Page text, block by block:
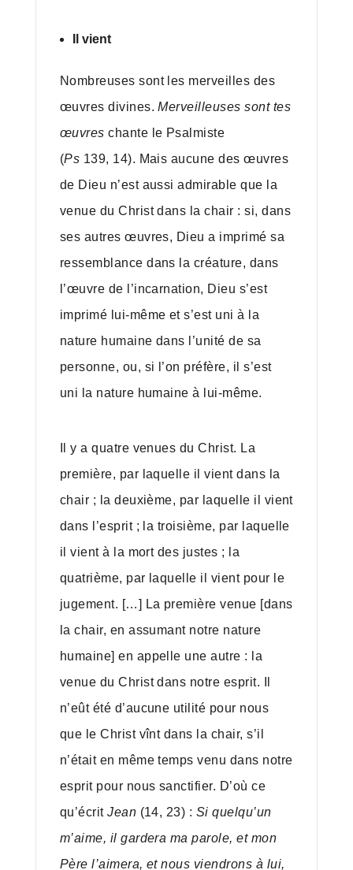
Il vient
Nombreuses sont les merveilles des
œuvres divines. Merveilleuses sont tes
œuvres chante le Psalmiste
(Ps 139, 14). Mais aucune des œuvres
de Dieu n’est aussi admirable que la
venue du Christ dans la chair : si, dans
ses autres œuvres, Dieu a imprimé sa
ressemblance dans la créature, dans
l’œuvre de l’incarnation, Dieu s’est
imprimé lui-même et s’est uni à la
nature humaine dans l’unité de sa
personne, ou, si l’on préfère, il s’est
uni la nature humaine à lui-même.
Il y a quatre venues du Christ. La
première, par laquelle il vient dans la
chair ; la deuxième, par laquelle il vient
dans l’esprit ; la troisième, par laquelle
il vient à la mort des justes ; la
quatrième, par laquelle il vient pour le
jugement. […] La première venue [dans
la chair, en assumant notre nature
humaine] en appelle une autre : la
venue du Christ dans notre esprit. Il
n’eût été d’aucune utilité pour nous
que le Christ vînt dans la chair, s’il
n’était en même temps venu dans notre
esprit pour nous sanctifier. D’où ce
qu’écritJean (14, 23) : Si quelqu’un
m’aime, il gardera ma parole, et mon
Père l’aimera, et nous viendrons à lui,